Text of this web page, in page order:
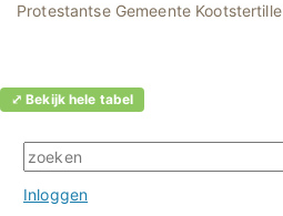
Protestantse Gemeente Kootstertille
⤢ Bekijk hele tabel
Inloggen